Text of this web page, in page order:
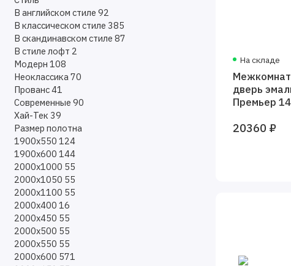
В английском стиле 92
В классическом стиле 385
В скандинавском стиле 87
В стиле лофт 2
Модерн 108
Неоклассика70
Прованс41
Современные 90
Хай-Тек 39
Размер полотна
1900х550 124
1900х600 144
2000х1000 55
2000х1050 55
2000х1100 55
2000х400 16
2000х450 55
2000х500 55
2000х550 55
2000х600 571
На складе
дверь
Премьер 14
20360 ₽